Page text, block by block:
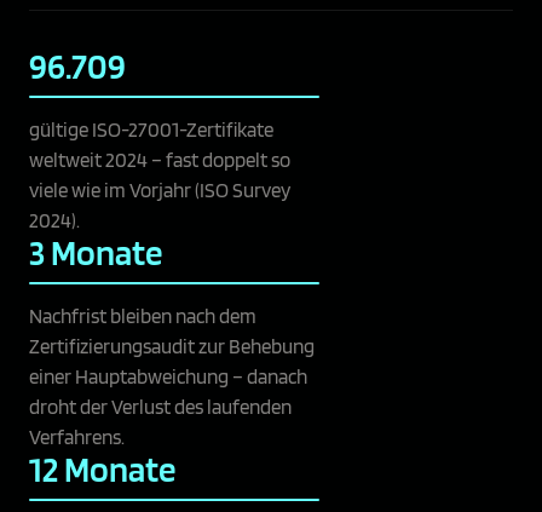
96.709
gültige ISO-27001-Zertifikate
weltweit 2024 – fast doppelt so
viele wie im Vorjahr (ISO Survey
2024).
3 Monate
Nachfrist bleiben nach dem
Zertifizierungsaudit zur Behebung
einer Hauptabweichung – danach
droht der Verlust des laufenden
Verfahrens.
12 Monate